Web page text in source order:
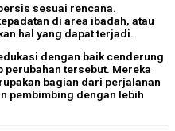
sesuai rencana.
di area ibadah, atau
hal yang dapat terjadi.
dengan baik cenderung
tersebut. Mereka
bagian dari perjalanan
pembimbing dengan lebih